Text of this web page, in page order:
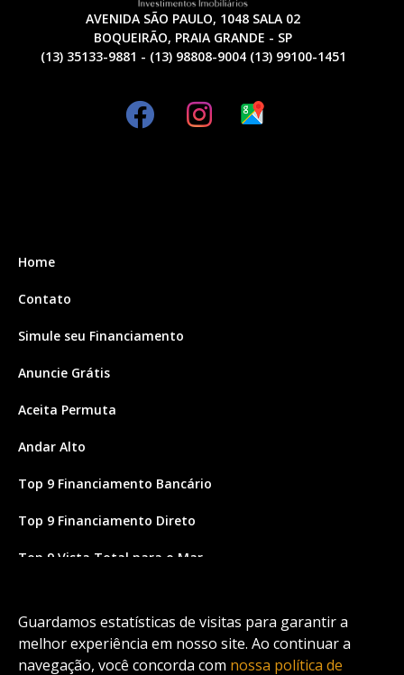
Guardamos estatísticas de visitas para garantir a
melhor experiência em nosso site. Ao continuar a
navegação, você concorda com nossa política de
AVENIDA SÃO PAULO, 1048 SALA 02
BOQUEIRÃO, PRAIA GRANDE - SP
(13) 35133-9881 - (13) 98808-9004 (13) 99100-1451
Home
Contato
Simule seu Financiamento
Anuncie Grátis
Aceita Permuta
Andar Alto
Top 9 Financiamento Bancário
Top 9 Financiamento Direto
Top 9 Vista Total para o Mar
Site feito por Coruja Sistemas